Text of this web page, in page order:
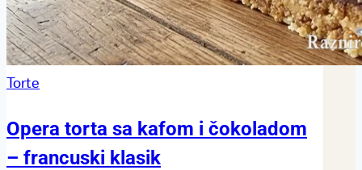
Torte
Opera torta sa kafom i čokoladom
– francuski klasik